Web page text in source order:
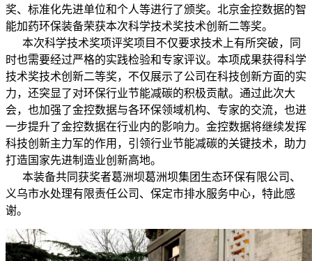
奖、标准化先进单位和个人等进行了颁奖。北京金控数据的智
能加药环保装备荣获本次科学技术奖技术创新二等奖。
本次科学技术奖项评奖项目不仅要求技术上有所突破，同
时也需要经过严格的实践检验和专家评议。本项成果获得科学
技术奖技术创新二等奖，不仅展示了公司在科技创新方面的实
力，还突显了对环保行业节能减碳的积极贡献。通过此次大
会，也加强了金控数据与各环保领域机构、专家的交流，也进
一步提升了金控数据在行业内的影响力。金控数据将继续发挥
科技创新主力军的作用，引领行业节能减碳的关键技术，助力
打造国家先进制造业创新高地。
本装备共同获奖者葛洲坝葛洲坝集团生态环保有限公司、
义乌市水处理有限责任公司、保定市排水服务中心，特此感
谢。